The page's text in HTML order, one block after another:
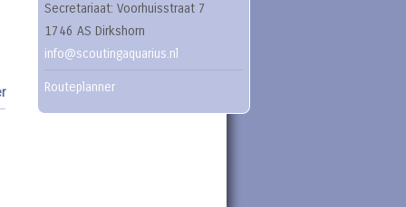
Secretariaat: Voorhuisstraat 7
1746 AS Dirkshorn
info@scoutingaquarius.nl
Routeplanner